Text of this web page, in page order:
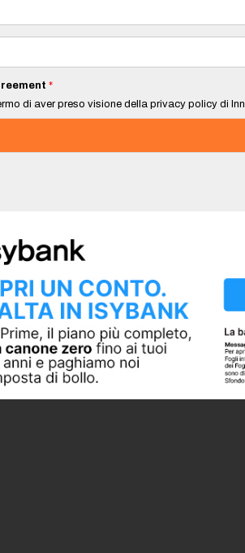
*
di aver preso visione della privacy policy di